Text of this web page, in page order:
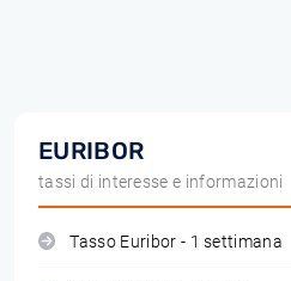
EURIBOR
tassi di interesse e informazioni
Tasso Euribor - 1 settimana